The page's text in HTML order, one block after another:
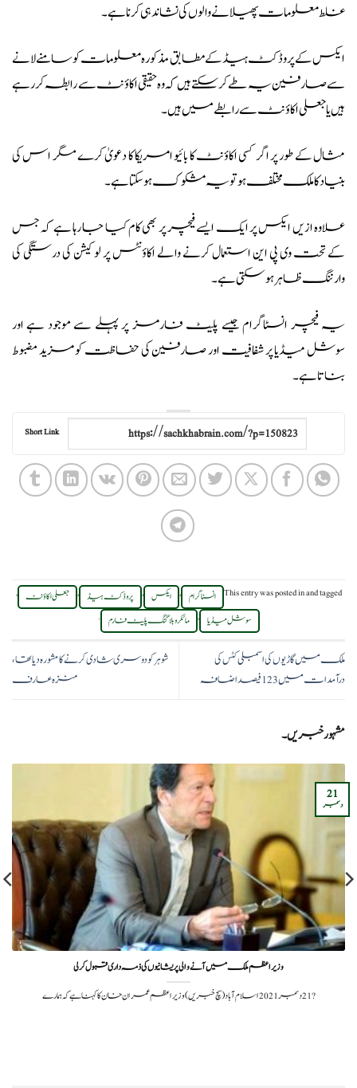
غلط معلومات پھیلانے والوں کی نشاندہی کرنا ہے۔
ایکس کے پروڈکٹ ہیڈ کے مطابق مذکورہ معلومات کو سامنے لانے
سے صارفین یہ طے کر سکتے ہیں کہ وہ حقیقی اکاؤنٹ سے رابطہ کر رہے
ہیں یا جعلی اکاؤنٹ سے رابطے میں ہیں۔
مثال کے طور پر اگر کسی اکاؤنٹ کا بائیو امریکا کا دعویٰ کرے مگر اس کی
بنیاد کا ملک مختلف ہو تو یہ مشکوک ہو سکتا ہے۔
علاوہ ازیں ایکس پر ایک ایسے فیچر پر بھی کام کیا جا رہا ہے کہ جس
کے تحت وی پی این استعمال کرنے والے اکاؤنٹس پر لوکیشن کی درستگی کی
وارننگ ظاہر ہو سکتی ہے۔
یہ فیچر انسٹاگرام جیسے پلیٹ فارمز پر پہلے سے موجود ہے اور
سوشل میڈیا پر شفافیت اور صارفین کی حفاظت کو مزید مضبوط
بناتا ہے۔
Short Link
This entry was posted inand tagged انسٹاگرام , ایکس , پروڈکٹ ہیڈ , جعلی اکاؤنٹ ,
سوشل میڈیا , مائکرو بلاگنگ پلیٹ فارم .
ملک میں گاڑیوں کی اسمبلی کٹس کی
درآمدات میں 123 فیصد اضافہ
شوہر کو دوسری شادی کرنے کا مشورہ دیا تھا،
منزہ عارف
مشہور خبریں۔
وزیر اعظم ملک میں آنے والی پریشانیوں کی ذمہ داری قبول کر لی
?️ 21 دسمبر 2021اسلام آباد(سچ خبریں) وزیر اعظم عمران خان کا کہنا ہے کہ ہمارے
21
دسمبر